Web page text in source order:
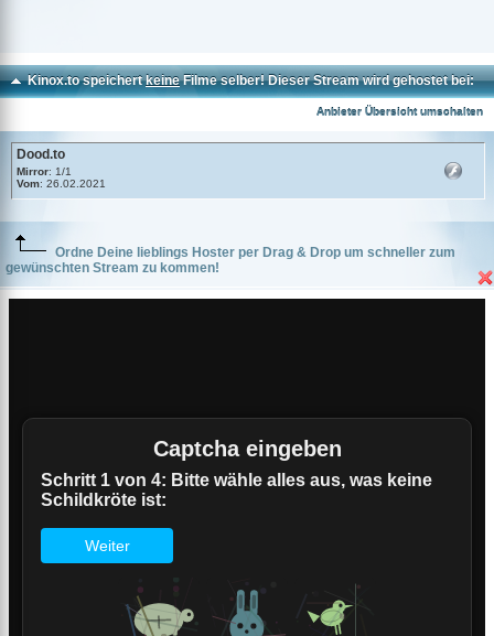
Kinox.to speichertkeineFilme selber! Dieser Stream wird gehostet bei:
Anbieter Übersicht umschalten
Dood.to
Mirror: 1/1
Vom: 26.02.2021
Ordne Deine lieblings Hoster per Drag & Drop um schneller zum
gewünschten Stream zu kommen!